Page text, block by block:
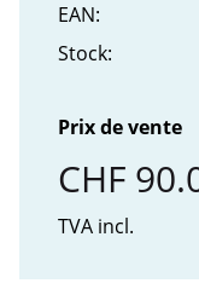
EAN:
Stock:
Prix de vente
CHF
TVA incl.